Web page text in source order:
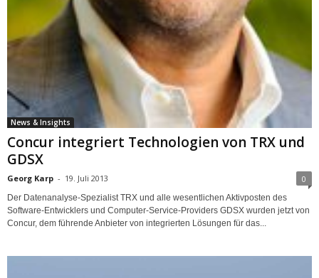
News & Insights
Concur integriert Technologien von TRX und
GDSX
Georg Karp - 19. Juli 2013 0
Der Datenanalyse-Spezialist TRX und alle wesentlichen Aktivposten des
Software-Entwicklers und Computer-Service-Providers GDSX wurden jetzt von
Concur, dem führende Anbieter von integrierten Lösungen für das...